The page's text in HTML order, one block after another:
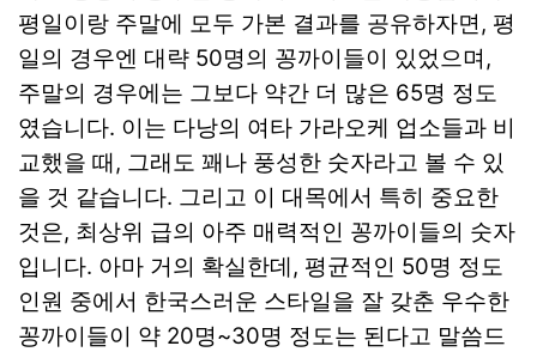
평일이랑 주말에 모두 가본 결과를 공유하자면, 평
일의 경우엔 대략 50명의 꽁까이들이 있었으며,
주말의 경우에는 그보다 약간 더 많은 65명 정도
였습니다. 이는 다낭의 여타 가라오케 업소들과 비
교했을 때, 그래도 꽤나 풍성한 숫자라고 볼 수 있
을 것 같습니다. 그리고 이 대목에서 특히 중요한
것은, 최상위 급의 아주 매력적인 꽁까이들의 숫자
입니다. 아마 거의 확실한데, 평균적인 50명 정도
인원 중에서 한국스러운 스타일을 잘 갖춘 우수한
꽁까이들이 약 20명~30명 정도는 된다고 말씀드